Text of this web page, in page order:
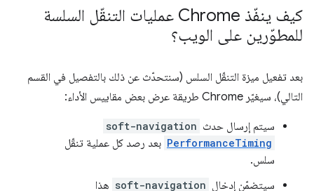
كيف ينفّذ Chrome عمليات التنقّل السلسة
للمطوّرين على الويب؟
بعد تفعيل ميزة التنقّل السلس (سنتحدّث عن ذلك بالتفصيل في القسم
التالي)، سيغيّر Chrome طريقة عرض بعض مقاييس الأداء:
سيتم إرسال حدث soft-navigation
PerformanceTiming بعد رصد كل عملية تنقّل
سلس.
سيتضمّن إدخال soft-navigation هذا